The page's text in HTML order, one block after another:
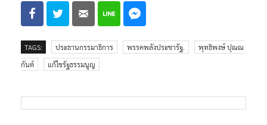
TAGS: ประธานกรรมาธิการ พรรคพลังประชารัฐ.
พุทธิพงษ์ ปุณณ
กันต์
แก้ไขรัฐธรรมนูญ